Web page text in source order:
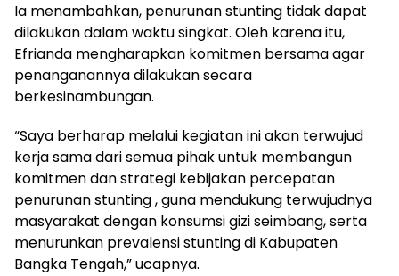
‎Ia menambahkan, penurunan stunting tidak dapat
dilakukan dalam waktu singkat. Oleh karena itu,
Efrianda mengharapkan komitmen bersama agar
penanganannya dilakukan secara
berkesinambungan.
‎“Saya berharap melalui kegiatan ini akan terwujud
kerja sama dari semua pihak untuk membangun
komitmen dan strategi kebijakan percepatan
penurunan stunting , guna mendukung terwujudnya
masyarakat dengan konsumsi gizi seimbang, serta
menurunkan prevalensi stunting di Kabupaten
Bangka Tengah,” ucapnya.